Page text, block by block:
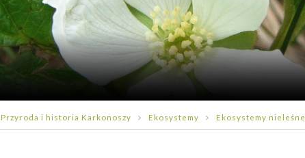
Przyroda i historia Karkonoszy Ekosystemy Ekosystemy nieleśne